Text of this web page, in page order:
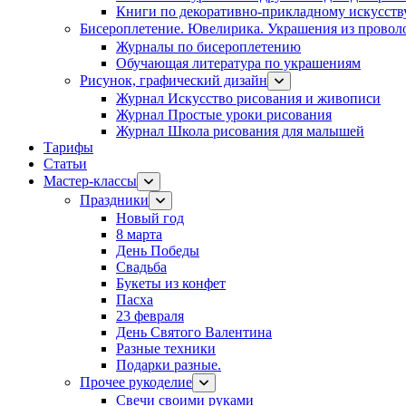
Книги по декоративно-прикладному
Бисероплетение. Ювелирика. Украшения из
Журналы по бисероплетению
Обучающая литература по украшениям
Рисунок, графический дизайн
Журнал Искусство рисования и живописи
Журнал Простые уроки рисования
Журнал Школа рисования для малышей
Тарифы
Статьи
Мастер-классы
Праздники
Новый год
8 марта
День Победы
Свадьба
Букеты из конфет
Пасха
23 февраля
День Святого Валентина
Разные техники
Подарки разные.
Прочее рукоделие
Свечи своими руками